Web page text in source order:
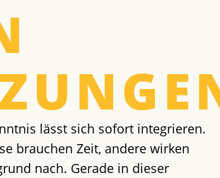
lässt sich sofort integrieren.
brauchen Zeit, andere wirken
nach. Gerade in dieser